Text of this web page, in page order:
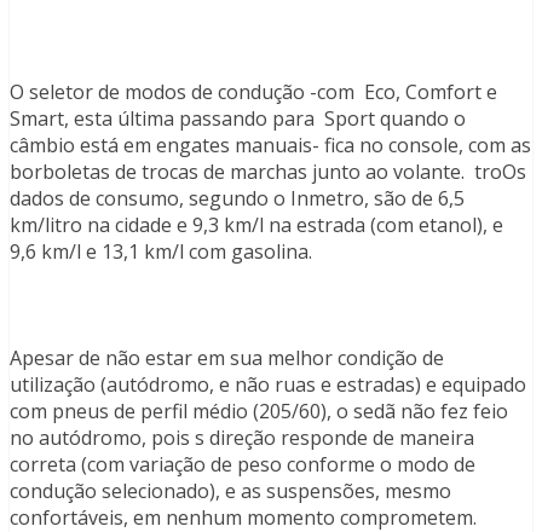
O seletor de modos de condução -com Eco, Comfort e
Smart, esta última passando para Sport quando o
câmbio está em engates manuais- fica no console, com as
borboletas de trocas de marchas junto ao volante. troOs
dados de consumo, segundo o Inmetro, são de 6,5
km/litro na cidade e 9,3 km/l na estrada (com etanol), e
9,6 km/l e 13,1 km/l com gasolina.
Apesar de não estar em sua melhor condição de
utilização (autódromo, e não ruas e estradas) e equipado
com pneus de perfil médio (205/60), o sedã não fez feio
no autódromo, pois s direção responde de maneira
correta (com variação de peso conforme o modo de
condução selecionado), e as suspensões, mesmo
confortáveis, em nenhum momento comprometem.